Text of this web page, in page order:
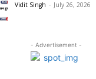
Vidit Singh - July 26, 2026
- Advertisement -